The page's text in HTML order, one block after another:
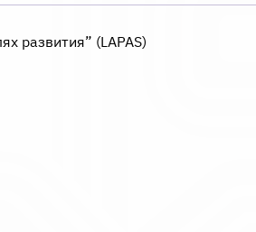
развития” (LAPAS)